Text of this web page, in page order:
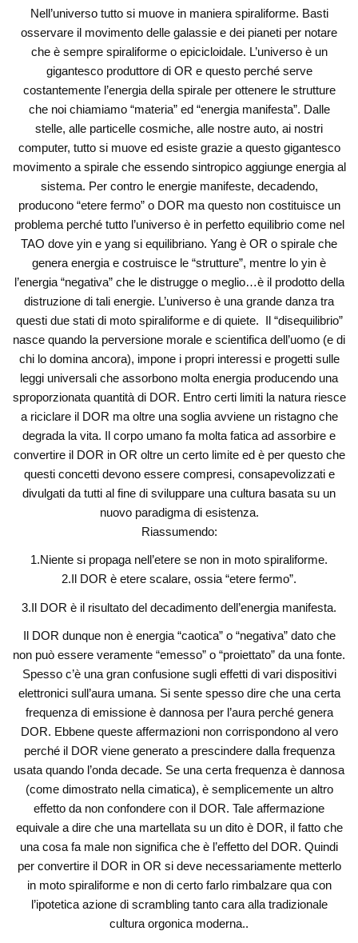
Nell’universo tutto si muove in maniera spiraliforme. Basti
osservare il movimento delle galassie e dei pianeti per notare
che è sempre spiraliforme o epicicloidale. L’universo è un
gigantesco produttore di OR e questo perché serve
costantemente l’energia della spirale per ottenere le strutture
che noi chiamiamo “materia” ed “energia manifesta”. Dalle
stelle, alle particelle cosmiche, alle nostre auto, ai nostri
computer, tutto si muove ed esiste grazie a questo gigantesco
movimento a spirale che essendo sintropico aggiunge energia al
sistema. Per contro le energie manifeste, decadendo,
producono “etere fermo” o DOR ma questo non costituisce un
problema perché tutto l’universo è in perfetto equilibrio come nel
TAO dove yin e yang si equilibriano. Yang è OR o spirale che
genera energia e costruisce le “strutture”, mentre lo yin è
l’energia “negativa” che le distrugge o meglio…è il prodotto della
distruzione di tali energie. L’universo è una grande danza tra
questi due stati di moto spiraliforme e di quiete. Il “disequilibrio”
nasce quando la perversione morale e scientifica dell’uomo (e di
chi lo domina ancora), impone i propri interessi e progetti sulle
leggi universali che assorbono molta energia producendo una
sproporzionata quantità di DOR. Entro certi limiti la natura riesce
a riciclare il DOR ma oltre una soglia avviene un ristagno che
degrada la vita. Il corpo umano fa molta fatica ad assorbire e
convertire il DOR in OR oltre un certo limite ed è per questo che
questi concetti devono essere compresi, consapevolizzati e
divulgati da tutti al fine di sviluppare una cultura basata su un
nuovo paradigma di esistenza.
Riassumendo:
1.Niente si propaga nell’etere se non in moto spiraliforme.
2.Il DOR è etere scalare, ossia “etere fermo”.
3.Il DOR è il risultato del decadimento dell’energia manifesta.
Il DOR dunque non è energia “caotica” o “negativa” dato che
non può essere veramente “emesso” o “proiettato” da una fonte.
Spesso c’è una gran confusione sugli effetti di vari dispositivi
elettronici sull’aura umana. Si sente spesso dire che una certa
frequenza di emissione è dannosa per l’aura perché genera
DOR. Ebbene queste affermazioni non corrispondono al vero
perché il DOR viene generato a prescindere dalla frequenza
usata quando l’onda decade. Se una certa frequenza è dannosa
(come dimostrato nella cimatica), è semplicemente un altro
effetto da non confondere con il DOR. Tale affermazione
equivale a dire che una martellata su un dito è DOR, il fatto che
una cosa fa male non significa che è l’effetto del DOR. Quindi
per convertire il DOR in OR si deve necessariamente metterlo
in moto spiraliforme e non di certo farlo rimbalzare qua con
l’ipotetica azione di scrambling tanto cara alla tradizionale
cultura orgonica moderna..